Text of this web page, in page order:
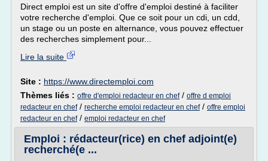
Direct emploi est un site d'offre d'emploi destiné à faciliter
votre recherche d'emploi. Que ce soit pour un cdi, un cdd,
un stage ou un poste en alternance, vous pouvez effectuer
des recherches simplement pour...
Lire la suite
Site : https://www.directemploi.com
Thèmes liés : offre d'emploi redacteur en chef/ offre d emploi
redacteur en chef/ recherche emploi redacteur en chef/ offre emploi
redacteur en chef/ emploi redacteur en chef
Emploi : rédacteur(rice) en chef adjoint(e)
recherché(e ...